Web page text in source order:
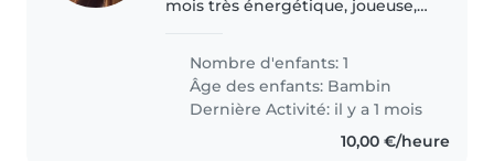
mois très énergétique, joueuse,
Nombre d'enfants: 1
Âge des enfants: Bambin
Dernière Activité: il y a 1 mois
10,00 €/heure